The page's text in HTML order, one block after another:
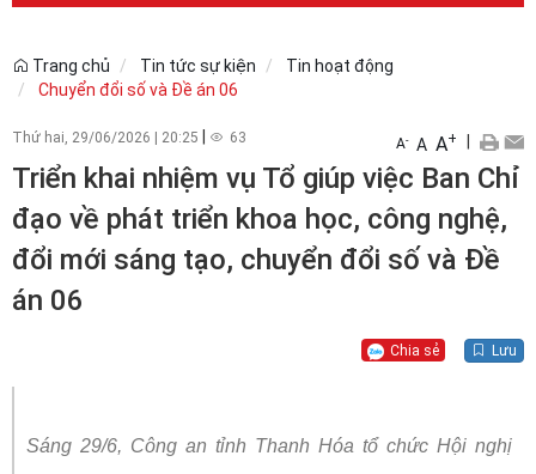
Trang chủ Tin tức sự kiện
Tin hoạt động
Chuyển đổi số và Đề án 06
Thứ hai, 29/06/2026 | 20:25 63 A- A A+
Triển khai nhiệm vụ Tổ giúp việc Ban Chỉ
đạo về phát triển khoa học, công nghệ,
đổi mới sáng tạo, chuyển đổi số và Đề
án 06
Chia sẻ Lưu
Sáng 29/6, Công an tỉnh Thanh Hóa tổ chức Hội nghị